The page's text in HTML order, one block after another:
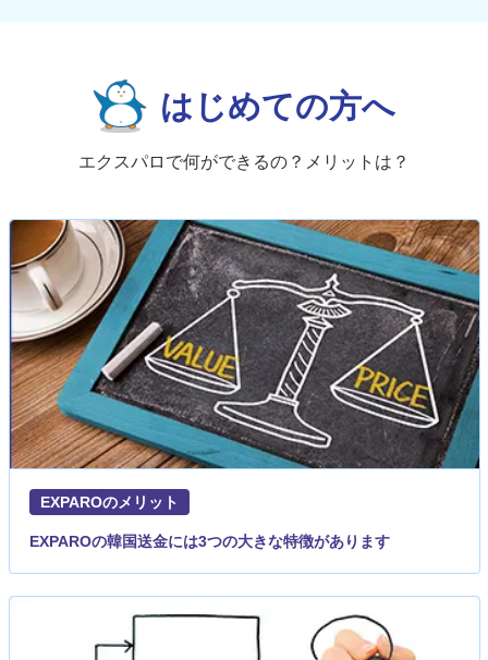
はじめての方へ
エクスパロで何ができるの？メリットは？
EXPAROのメリット
EXPAROの韓国送金には3つの大きな特徴があります